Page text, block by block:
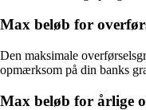
Max beløb for
Den maksimale
opmærksom på din banks
Max beløb for årlige